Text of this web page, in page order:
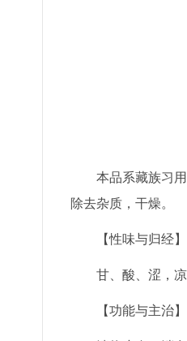
本品系藏族习
除去杂质，干燥。
【性味与归经】
甘、酸、涩，
【功能与主治】